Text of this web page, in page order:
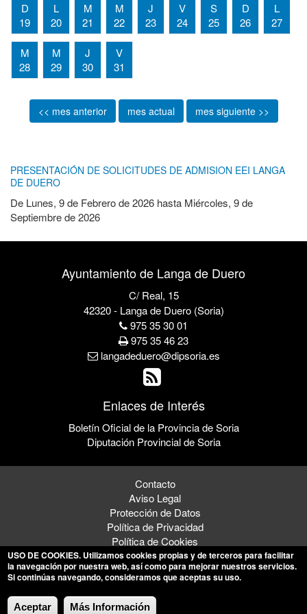
D
19
L
20
M
21
M
22
J
23
V
24
S
25
D
26
L
27
M
28
M
29
J
30
V
31
<< mes anterior mes actual mes siguiente >>
PRESENTACIÓN DE SOLICITUDES DE ADMISION EEI LANGA
DE DUERO
De Lunes, 9 de Febrero de 2026 hasta Miércoles, 9 de
Septiembre de 2026
Ayuntamiento de Langa de Duero
C/ Real, 15
42320 - Langa de Duero (Soria)
975 35 30 01
975 35 46 23
langadeduero@dipsoria.es
Enlaces de Interés
Boletín Oficial de la Provincia de Soria
Diputación Provincial de Soria
Contacto
Aviso Legal
Protección de Datos
Política de Privacidad
Política de Cookies
© 2026 Ayuntamiento de Langa de Duero
USO DE COOKIES. Utilizamos cookies propias y de terceros para facilitar
la navegación por nuestra web, así como para mejorar nuestros servicios.
Si continúas navegando, consideramos que aceptas su uso.
Aceptar Más Información